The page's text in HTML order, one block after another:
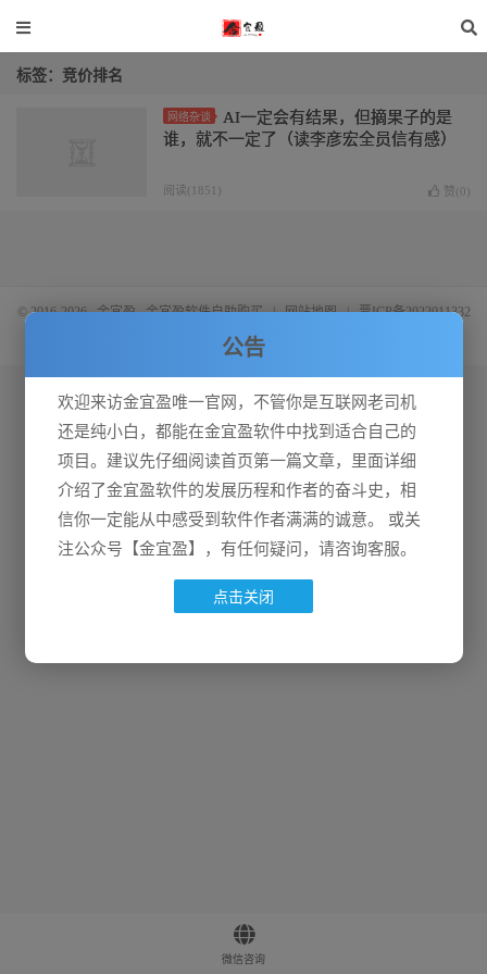
标签：竞价排名
网络杂谈
AI一定会有结果，但摘果子的是
谁，就不一定了（读李彦宏全员信有感）
阅读(1851) 赞( 0 )
© 2016-2026金宜盈 金宜盈软件自助购买|网站地图|晋ICP备2022011332
微信咨询
公告
欢迎来访金宜盈唯一官网，不管你是互联网老司机
还是纯小白，都能在金宜盈软件中找到适合自己的
项目。建议先仔细阅读首页第一篇文章，里面详细
介绍了金宜盈软件的发展历程和作者的奋斗史，相
信你一定能从中感受到软件作者满满的诚意。 或关
注公众号【金宜盈】，有任何疑问，请咨询客服。
点击关闭